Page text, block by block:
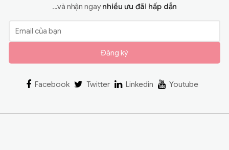
...và nhận ngaynhiều ưu đãi hấp dẫn
Đăng ký
Facebook Twitter Linkedin Youtube